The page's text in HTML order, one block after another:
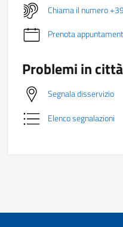
Chiama il numero
Prenota
Problemi in città
Segnala disservizio
Elenco segnalazioni